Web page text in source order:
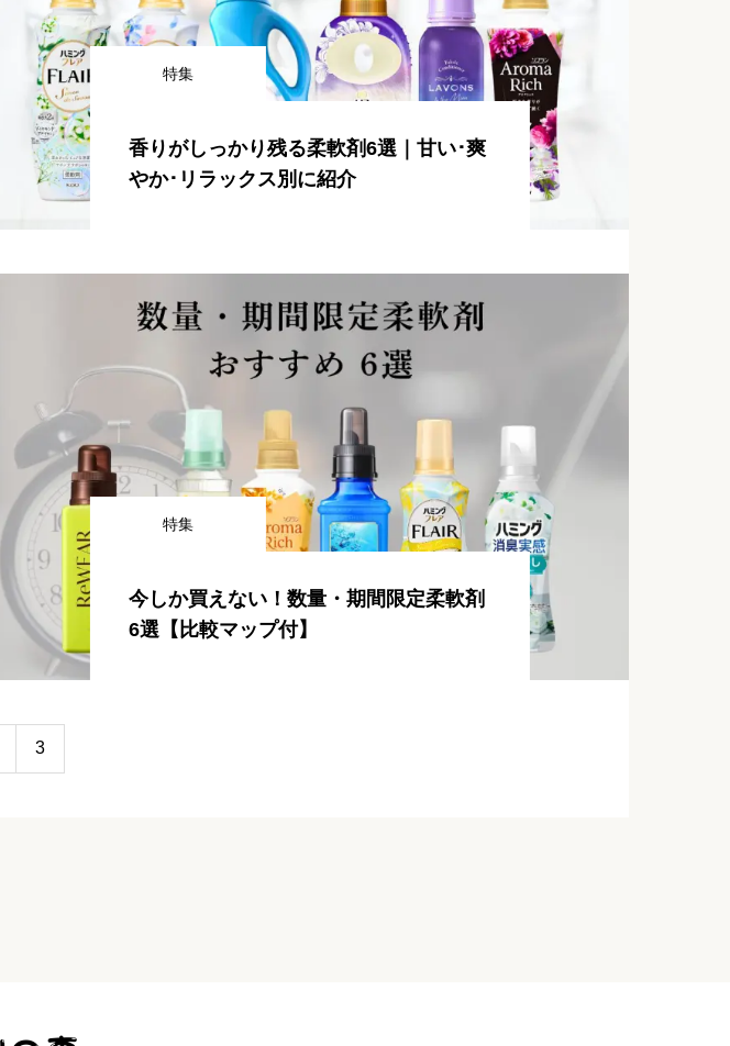
特集
香りがしっかり残る柔軟剤6選｜甘い･爽
やか･リラックス別に紹介
特集
今しか買えない！数量・期間限定柔軟剤
6選【比較マップ付】
3